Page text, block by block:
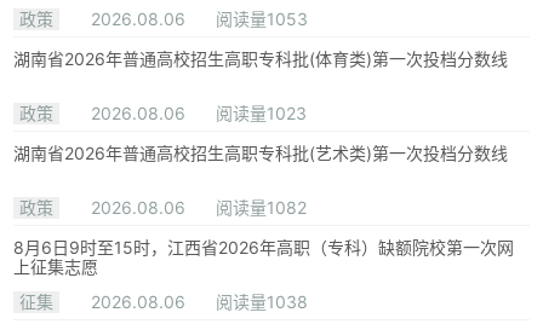
政策
2026.08.06
阅读量1053
湖南省2026年普通高校招生高职专科批(体育类)第一次投档分数线
政策 2026.08.06
阅读量1023
湖南省2026年普通高校招生高职专科批(艺术类)第一次投档分数线
政策 2026.08.06
阅读量1082
8月6日9时至15时，江西省2026年高职（专科）缺额院校第一次网
上征集志愿
征集
2026.08.06
阅读量1038